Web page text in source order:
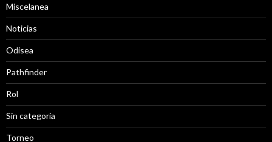
Miscelanea
Noticias
Odisea
Pathfinder
Rol
Sin categoría
Torneo